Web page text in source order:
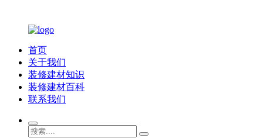
首页
关于我们
装修建材知识
装修建材百科
联系我们